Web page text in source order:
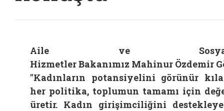
Aile ve
Hizmetler Bakanımız Mahinur Özdemir
"Kadınların potansiyelini görünür
her politika, toplumun tamamı için
üretir. Kadın girişimciliğini